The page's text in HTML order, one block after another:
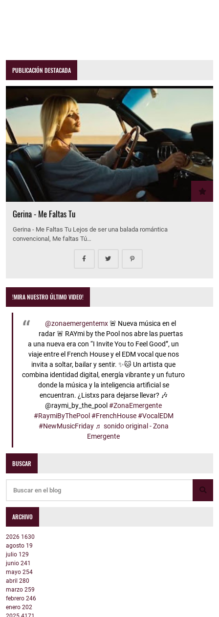
PUBLICACIÓN DESTACADA
Gerina - Me Faltas Tu
Gerina - Me Faltas Tu Lejos de ser una balada romántica
convencional, Me faltas Tú…
!MIRA NUESTRO ÚLTIMO VIDEO!
@zonaemergentemx🚨 Nueva música en el
radar 🚨 RAYmi by the Pool nos abre las puertas
a una nueva era con “I Invite You to Feel Good”, un
viaje entre el French House y el EDM vocal que nos
invita a soltar, bailar y sentir. ✨🐱 Un artista que
combina identidad digital, energía vibrante y un futuro
donde la música y la inteligencia artificial se
encuentran. ¿Listxs para dejarse llevar? 🎶
@raymi_by_the_pool#ZonaEmergente
#RaymiByThePool #FrenchHouse #VocalEDM
#NewMusicFriday ♬ sonido original - Zona
Emergente
BUSCAR
ARCHIVO
2026 1630
agosto 19
julio 129
junio 241
mayo 254
abril 280
marzo 259
febrero 246
enero 202